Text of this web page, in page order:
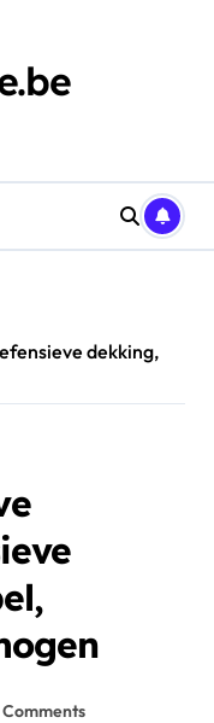
dekking,
Comments